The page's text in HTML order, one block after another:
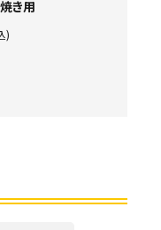
き用
)